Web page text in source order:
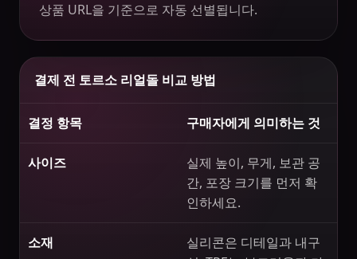
상품 URL을 기준으로 자동 선별됩니다.
결제 전 토르소 리얼돌 비교 방법
결정 항목 구매자에게 의미하는 것
사이즈
실제 높이, 무게, 보관 공
간, 포장 크기를 먼저 확
인하세요.
소재
실리콘은 디테일과 내구